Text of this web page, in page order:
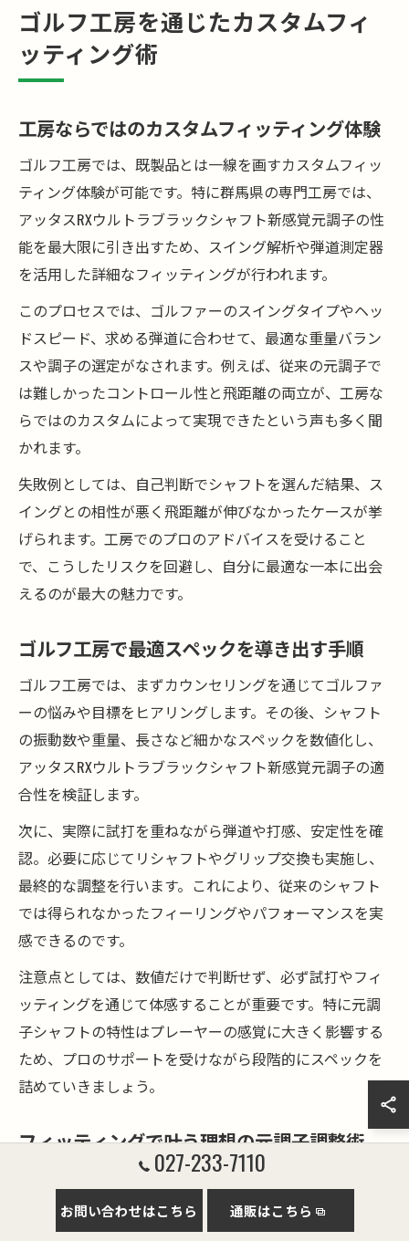
ゴルフ工房を通じたカスタムフィ
ッティング術
工房ならではのカスタムフィッティング体験
ゴルフ工房では、既製品とは一線を画すカスタムフィッ
ティング体験が可能です。特に群馬県の専門工房では、
アッタスRXウルトラブラックシャフト新感覚元調子の性
能を最大限に引き出すため、スイング解析や弾道測定器
を活用した詳細なフィッティングが行われます。
このプロセスでは、ゴルファーのスイングタイプやヘッ
ドスピード、求める弾道に合わせて、最適な重量バラン
スや調子の選定がなされます。例えば、従来の元調子で
は難しかったコントロール性と飛距離の両立が、工房な
らではのカスタムによって実現できたという声も多く聞
かれます。
失敗例としては、自己判断でシャフトを選んだ結果、ス
イングとの相性が悪く飛距離が伸びなかったケースが挙
げられます。工房でのプロのアドバイスを受けること
で、こうしたリスクを回避し、自分に最適な一本に出会
えるのが最大の魅力です。
ゴルフ工房で最適スペックを導き出す手順
ゴルフ工房では、まずカウンセリングを通じてゴルファ
ーの悩みや目標をヒアリングします。その後、シャフト
の振動数や重量、長さなど細かなスペックを数値化し、
アッタスRXウルトラブラックシャフト新感覚元調子の適
合性を検証します。
次に、実際に試打を重ねながら弾道や打感、安定性を確
認。必要に応じてリシャフトやグリップ交換も実施し、
最終的な調整を行います。これにより、従来のシャフト
では得られなかったフィーリングやパフォーマンスを実
感できるのです。
注意点としては、数値だけで判断せず、必ず試打やフィ
ッティングを通じて体感することが重要です。特に元調
子シャフトの特性はプレーヤーの感覚に大きく影響する
ため、プロのサポートを受けながら段階的にスペックを
詰めていきましょう。
フィッティングで叶う理想の元調子調整術
アッタスRXウルトラブラックシャフト新感覚元調子は、
従来の元調子よりもしなり戻りが滑らかで、ミート率の
向上や弾道の安定が期待できます。ゴルフ工房のフィッ
027-233-7110
お問い合わせはこちら 通販はこちら